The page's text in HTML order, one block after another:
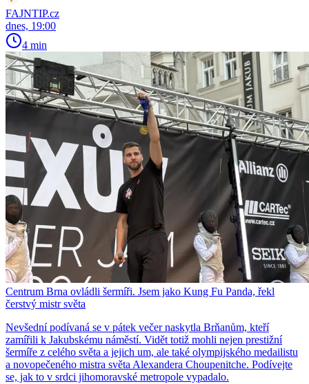
FAJNTIP.cz
dnes, 19:00
4 min
Centrum Brna ovládli šermíři. Jsem jako Kung Fu Panda, řekl
čerstvý mistr světa
Nevšední podívaná se v pátek večer naskytla Brňanům, kteří
zamířili k Jakubskému náměstí. Vidět totiž mohli nejen prestižní
šermíře z celého světa a jejich um, ale také olympijského medailistu
a novopečeného mistra světa Alexandera Choupenitche. Podívejte
se, jak to v srdci jihomoravské metropole vypadalo.